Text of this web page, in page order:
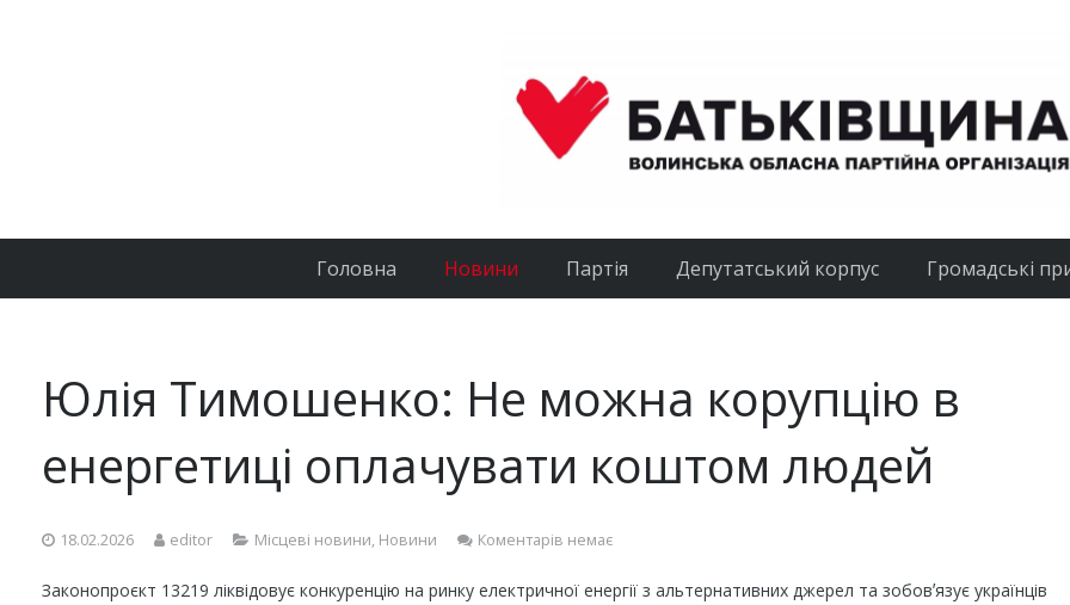
Головна Новини Партія Депутатський корпус Громадські
Юлія Тимошенко: Не можна корупцію в
енергетиці оплачувати коштом людей
18.02.2026 editor Місцеві новини, Новини Коментарів немає
Законопроєкт 13219 ліквідовує конкуренцію на ринку електричної енергії з альтернативних джерел та зобовʼязує українців